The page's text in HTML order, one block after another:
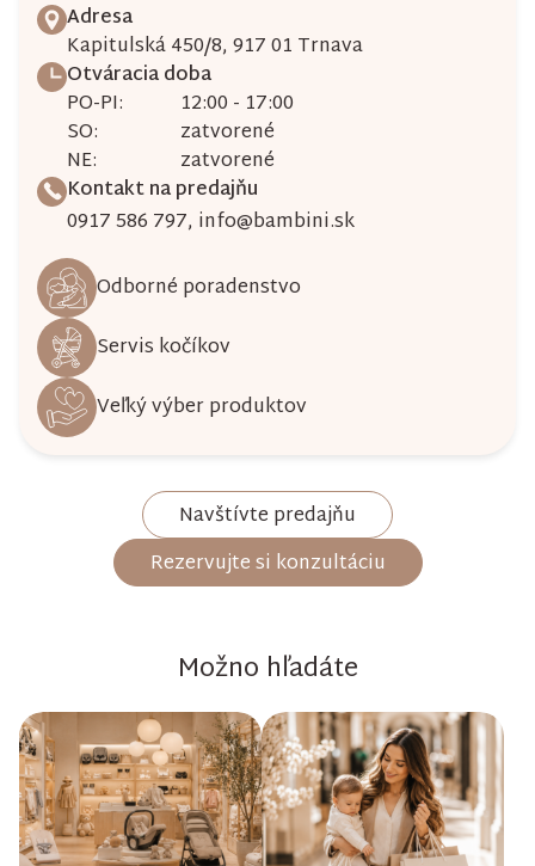
Adresa
Kapitulská 450/8, 917 01 Trnava
Otváracia doba
PO-PI:
12:00 - 17:00
SO:
zatvorené
NE:
zatvorené
Kontakt na predajňu
0917 586 797, info@bambini.sk
Odborné poradenstvo
Servis kočíkov
Veľký výber produktov
Navštívte predajňu
Rezervujte si konzultáciu
Možno hľadáte